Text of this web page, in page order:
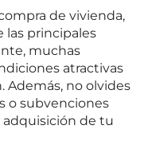
de vivienda,
las principales
muchas
atractivas
Además, no olvides
o subvenciones
adquisición de tu